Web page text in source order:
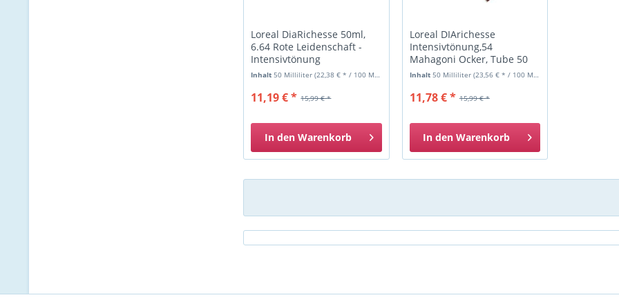
Loreal DiaRichesse 50ml,
6.64 Rote Leidenschaft -
Intensivtönung
Inhalt50 Milliliter(22,38 € * / 100 Milliliter)
15,99 € *
11,19 € *
In den Warenkorb
Loreal DIArichesse
Intensivtönung,54
Mahagoni Ocker, Tube 50
ml
Inhalt 50 Milliliter (23,56 € * / 100 Milliliter)
15,99 € *
11,78 € *
In den Warenkorb